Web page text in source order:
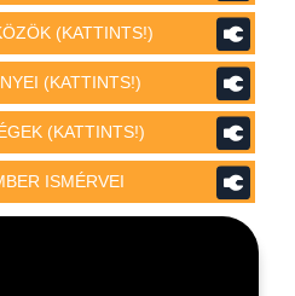
(KATTINTS!)
(KATTINTS!)
(KATTINTS!)
ISMÉRVEI